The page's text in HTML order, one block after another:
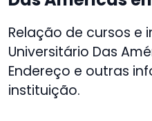
Relação de cursos e
Universitário Das
Endereço e outras
instituição.